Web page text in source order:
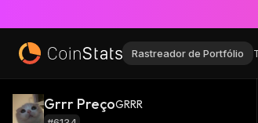
Rastreador de Portfólio
Grrr PreçoGRRR